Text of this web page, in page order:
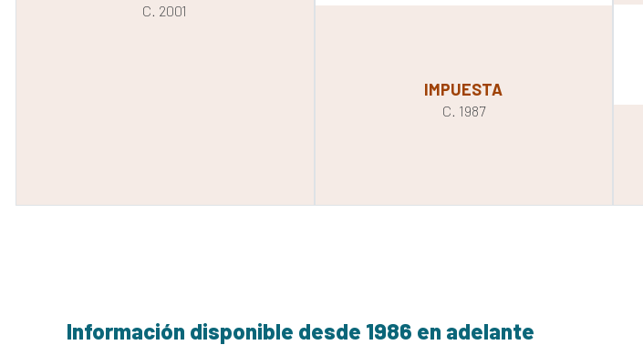
C. 2001
IMPUESTA
C. 1987
Información disponible desde 1986 en adelante